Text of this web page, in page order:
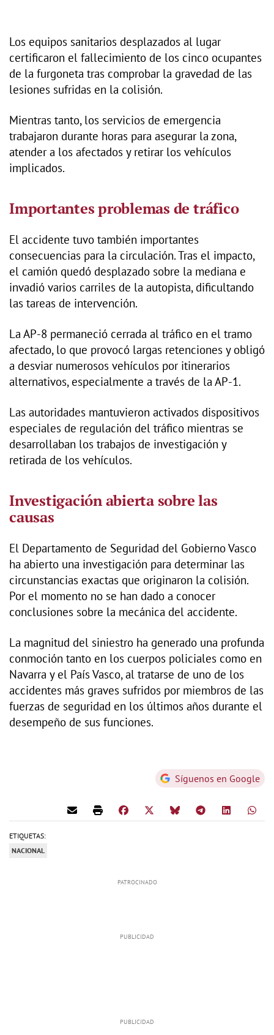
Los equipos sanitarios desplazados al lugar
certificaron el fallecimiento de los cinco ocupantes
de la furgoneta tras comprobar la gravedad de las
lesiones sufridas en la colisión.
Mientras tanto, los servicios de emergencia
trabajaron durante horas para asegurar la zona,
atender a los afectados y retirar los vehículos
implicados.
Importantes problemas de tráfico
El accidente tuvo también importantes
consecuencias para la circulación. Tras el impacto,
el camión quedó desplazado sobre la mediana e
invadió varios carriles de la autopista, dificultando
las tareas de intervención.
La AP-8 permaneció cerrada al tráfico en el tramo
afectado, lo que provocó largas retenciones y obligó
a desviar numerosos vehículos por itinerarios
alternativos, especialmente a través de la AP-1.
Las autoridades mantuvieron activados dispositivos
especiales de regulación del tráfico mientras se
desarrollaban los trabajos de investigación y
retirada de los vehículos.
Investigación abierta sobre las
causas
El Departamento de Seguridad del Gobierno Vasco
ha abierto una investigación para determinar las
circunstancias exactas que originaron la colisión.
Por el momento no se han dado a conocer
conclusiones sobre la mecánica del accidente.
La magnitud del siniestro ha generado una profunda
conmoción tanto en los cuerpos policiales como en
Navarra y el País Vasco, al tratarse de uno de los
accidentes más graves sufridos por miembros de las
fuerzas de seguridad en los últimos años durante el
desempeño de sus funciones.
Síguenos en Google
ETIQUETAS:
NACIONAL